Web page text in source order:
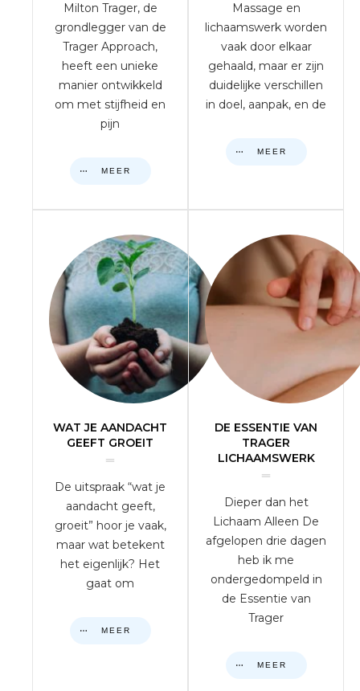
Milton Trager, de
grondlegger van de
Trager Approach,
heeft een unieke
manier ontwikkeld
om met stijfheid en
pijn
MEER
Massage en
lichaamswerk worden
vaak door elkaar
gehaald, maar er zijn
duidelijke verschillen
in doel, aanpak, en de
MEER
WAT JE AANDACHT
GEEFT GROEIT
De uitspraak “wat je
aandacht geeft,
groeit” hoor je vaak,
maar wat betekent
het eigenlijk? Het
gaat om
MEER
DE ESSENTIE VAN
TRAGER
LICHAAMSWERK
Dieper dan het
Lichaam Alleen De
afgelopen drie dagen
heb ik me
ondergedompeld in
de Essentie van
Trager
MEER